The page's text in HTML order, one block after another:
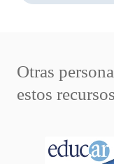
Otras
estos recursos